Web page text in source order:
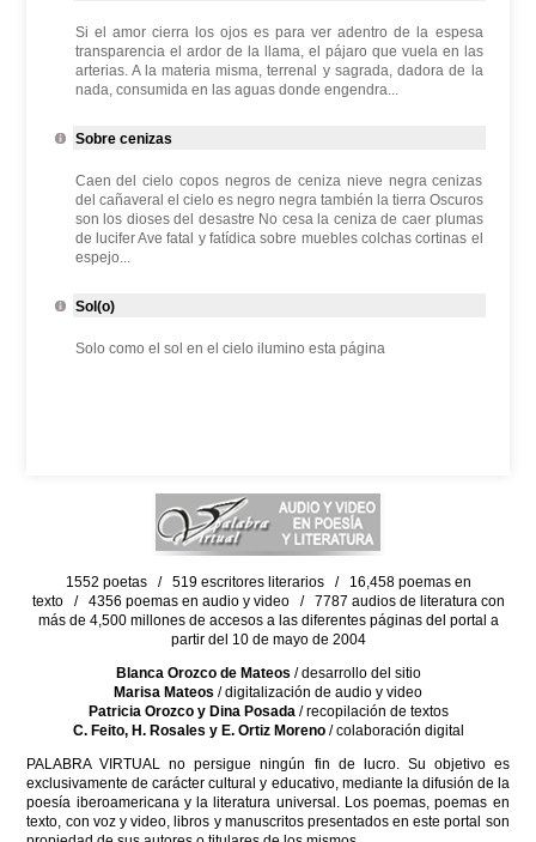
Si el amor cierra los ojos es para ver adentro de la espesa
transparencia el ardor de la llama, el pájaro que vuela en las
arterias. A la materia misma, terrenal y sagrada, dadora de la
nada, consumida en las aguas donde engendra...
Sobre cenizas
Caen del cielo copos negros de ceniza nieve negra cenizas
del cañaveral el cielo es negro negra también la tierra Oscuros
son los dioses del desastre No cesa la ceniza de caer plumas
de lucifer Ave fatal y fatídica sobre muebles colchas cortinas el
espejo...
Sol(o)
Solo como el sol en el cielo ilumino esta página
1552 poetas / 519 escritores literarios / 16,458 poemas en
texto / 4356 poemas en audio y video / 7787 audios de literatura con
más de 4,500 millones de accesos a las diferentes páginas del portal a
partir del 10 de mayo de 2004
Blanca Orozco de Mateos / desarrollo del sitio
Marisa Mateos / digitalización de audio y video
Patricia Orozco y Dina Posada/ recopilación de textos
C. Feito, H. Rosales y E. Ortiz Moreno/ colaboración digital
PALABRA VIRTUAL no persigue ningún fin de lucro. Su objetivo es
exclusivamente de carácter cultural y educativo, mediante la difusión de la
poesía iberoamericana y la literatura universal. Los poemas, poemas en
texto, con voz y video, libros y manuscritos presentados en este portal son